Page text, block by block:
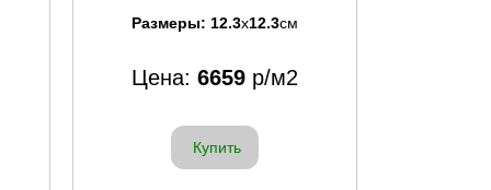
Размеры: 12.3x12.3см
Цена: 6659 р/м2
Купить